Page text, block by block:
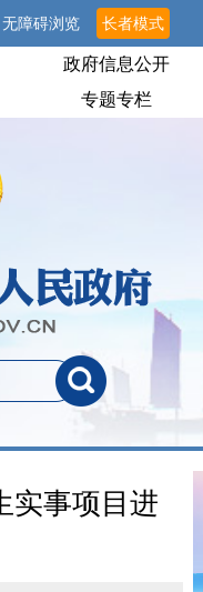
无障碍浏览 长者模式
政府信息公开
专题专栏
实事项目进